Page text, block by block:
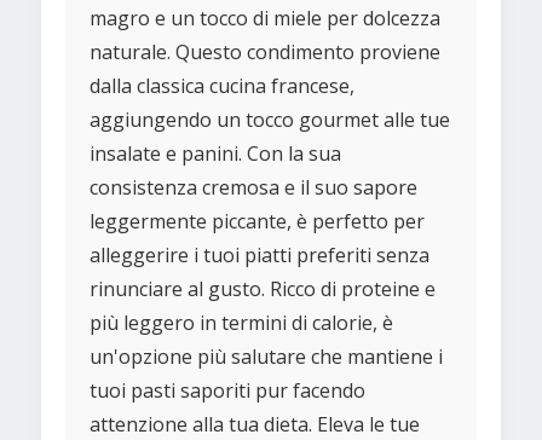
magro e un tocco di miele per dolcezza
naturale. Questo condimento proviene
dalla classica cucina francese,
aggiungendo un tocco gourmet alle tue
insalate e panini. Con la sua
consistenza cremosa e il suo sapore
leggermente piccante, è perfetto per
alleggerire i tuoi piatti preferiti senza
rinunciare al gusto. Ricco di proteine e
più leggero in termini di calorie, è
un'opzione più salutare che mantiene i
tuoi pasti saporiti pur facendo
attenzione alla tua dieta. Eleva le tue